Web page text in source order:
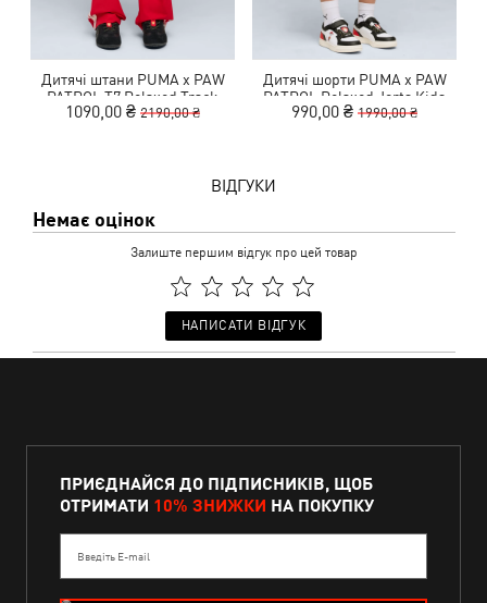
Дитячі штани PUMA x PAW
PATROL T7 Relaxed Track
Pants Kids
1090,00 ₴ 2190,00 ₴
Дитячі шорти PUMA x PAW
PATROL Relaxed Jorts Kids
990,00 ₴ 1990,00 ₴
ВІДГУКИ
Немає оцінок
Залиште першим відгук про цей товар
НАПИСАТИ ВІДГУК
ПРИЄДНАЙСЯ ДО ПІДПИСНИКІВ, ЩОБ
ОТРИМАТИ 10% ЗНИЖКИ НА ПОКУПКУ
Введіть E-mail